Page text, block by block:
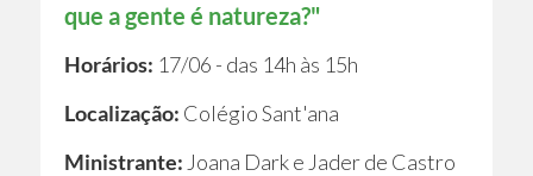
que a gente é natureza?"
Horários: 17/06 - das 14h às 15h
Localização: Colégio Sant'ana
Ministrante: Joana Dark e Jader de Castro